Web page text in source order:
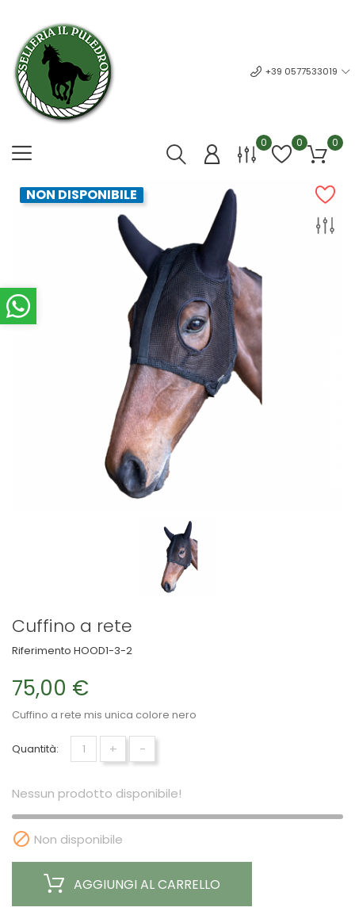
+39 0577533019
0 0 0
NON DISPONIBILE
Cuffino a rete
Riferimento HOOD1-3-2
75,00 €
Cuffino a rete mis unica colore nero
Quantità: + -
Nessun prodotto disponibile!
 Non disponibile
AGGIUNGI AL CARRELLO